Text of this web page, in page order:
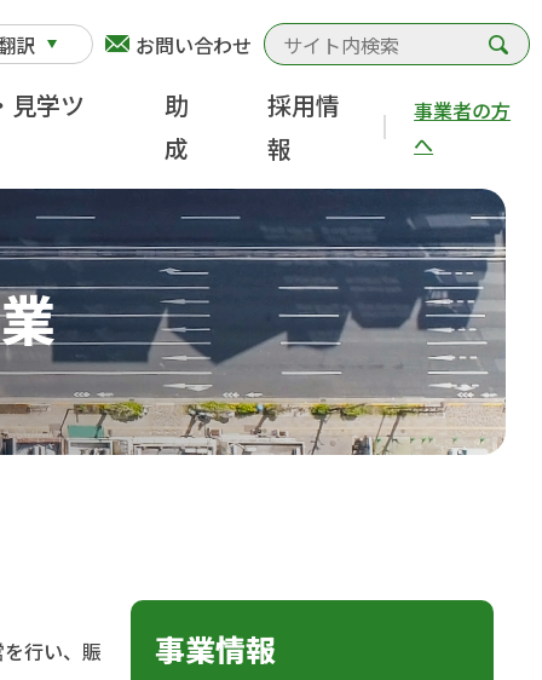
訳 お問い合わせ
見学ツ
助
成
採用情
報
事業者の方
へ
行い、賑
事業情報